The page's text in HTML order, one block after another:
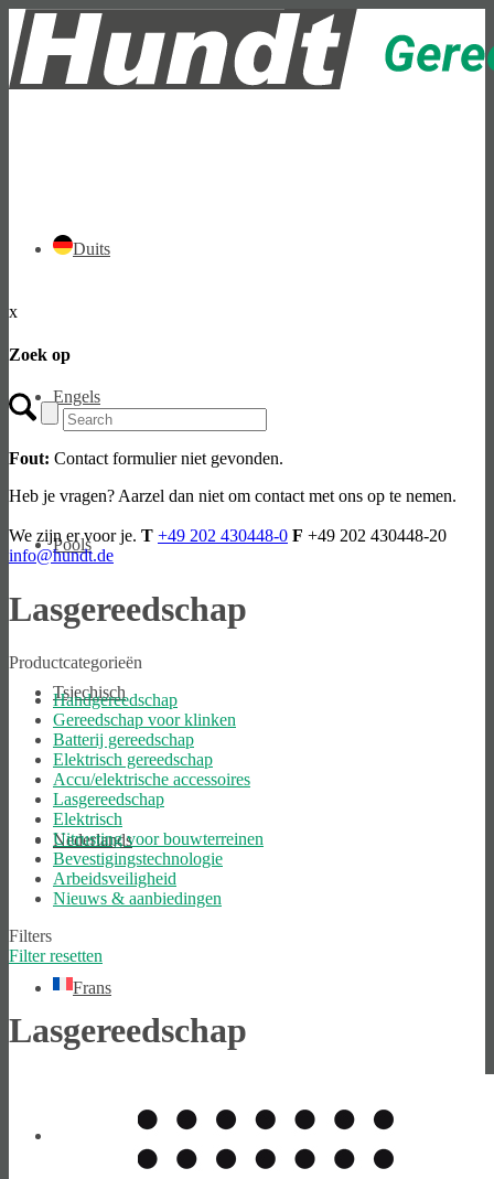
Duits
Engels
Pools
Tsjechisch
Nederlands
Frans
x
Zoek op
Fout: Contact formulier niet gevonden.
Heb je vragen? Aarzel dan niet om contact met ons op te nemen.
We zijn er voor je. T +49 202 430448-0 F +49 202 430448-20
info@hundt.de
Lasgereedschap
Productcategorieën
Handgereedschap
Gereedschap voor klinken
Batterij gereedschap
Elektrisch gereedschap
Accu/elektrische accessoires
Lasgereedschap
Elektrisch
Uitrusting voor bouwterreinen
Bevestigingstechnologie
Arbeidsveiligheid
Nieuws & aanbiedingen
Filters
Filter resetten
Lasgereedschap